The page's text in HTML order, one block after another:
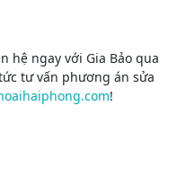
hệ ngay với Gia Bảo qua
tư vấn phương án sửa
!